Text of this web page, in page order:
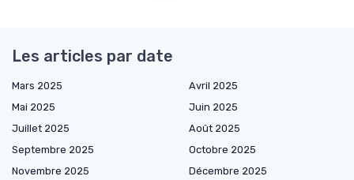
Les articles par date
Mars 2025
Avril 2025
Mai 2025
Juin 2025
Juillet 2025
Août 2025
Septembre 2025
Octobre 2025
Novembre 2025
Décembre 2025